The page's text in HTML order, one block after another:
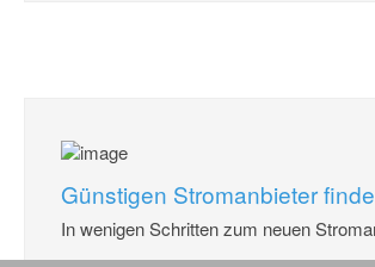
Günstigen Stromanbieter
In wenigen Schritten zum neuen